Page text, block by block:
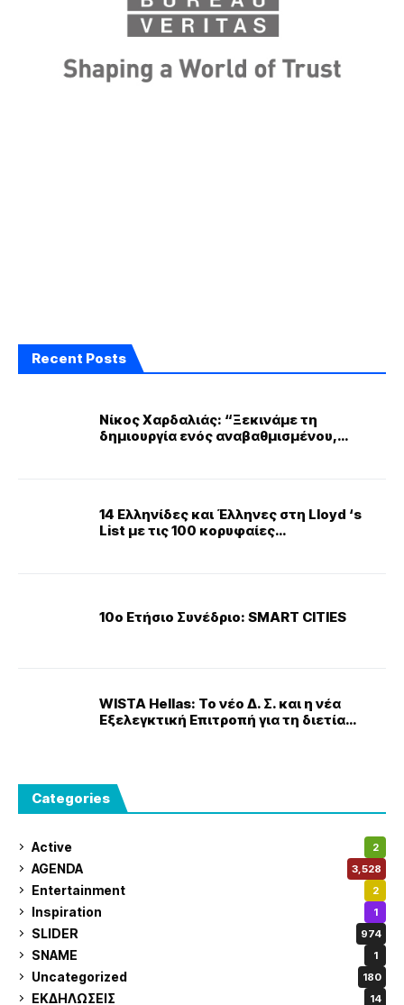
Recent Posts
Νίκος Χαρδαλιάς: “Ξεκινάμε τη
δημιουργία ενός αναβαθμισμένου,
14 Ελληνίδες και Έλληνες στη Lloyd ‘s
List με τις 100 κορυφαίες
10ο Ετήσιο Συνέδριο: SMART CITIES
WISTA Hellas: Το νέο Δ. Σ. και η νέα
Εξελεγκτική Επιτροπή για τη διετία
Categories
Active 2
AGENDA 3,528
Entertainment 2
Inspiration 1
SLIDER 974
SNAME 1
Uncategorized 180
ΕΚΔΗΛΩΣΕΙΣ 14